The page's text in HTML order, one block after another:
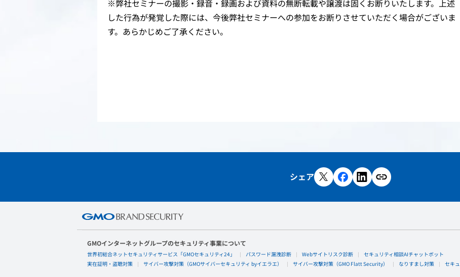
した行為が発覚した際には、今後弊社セミナーへの参加をお断りさせていただく場合がございま
す。あらかじめご了承ください。
シェア
GMOインターネットグループのセキュリティ事業について
世界初総合ネットセキュリティサービス「GMOセキュリティ24」 パスワード漏洩診断 Webサイトリスク診断 セキュリティ相談AIチャットボット
実在証明・盗聴対策 サイバー攻撃対策（GMOサイバーセキュリティ byイエラエ） サイバー攻撃対策（GMO Flatt Security） なりすまし対策 セキ